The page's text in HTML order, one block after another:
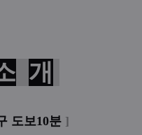
개
도보10분 ]